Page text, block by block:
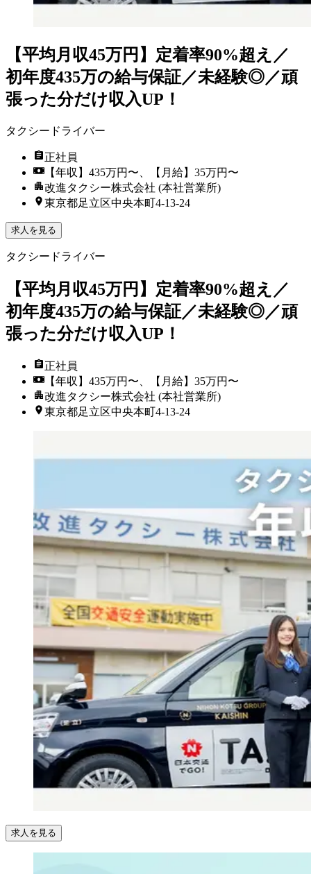
【平均月収45万円】定着率90%超え／
初年度435万の給与保証／未経験◎／頑
張った分だけ収入UP！
タクシードライバー
正社員
【年収】435万円〜、【月給】35万円〜
改進タクシー株式会社 (本社営業所)
東京都足立区中央本町4-13-24
求人を見る
タクシードライバー
【平均月収45万円】定着率90%超え／
初年度435万の給与保証／未経験◎／頑
張った分だけ収入UP！
正社員
【年収】435万円〜、【月給】35万円〜
改進タクシー株式会社 (本社営業所)
東京都足立区中央本町4-13-24
求人を見る